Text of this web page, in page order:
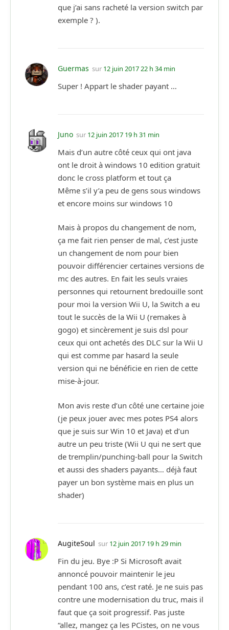
que j’ai sans racheté la version switch par
exemple ? ).
Guermas sur 12 juin 2017 22 h 34 min
Super ! Appart le shader payant …
Juno sur 12 juin 2017 19 h 31 min
Mais d’un autre côté ceux qui ont java
ont le droit à windows 10 edition gratuit
donc le cross platform et tout ça
Même s’il y’a peu de gens sous windows
et encore moins sur windows 10
Mais à propos du changement de nom,
ça me fait rien penser de mal, c’est juste
un changement de nom pour bien
pouvoir différencier certaines versions de
mc des autres. En fait les seuls vraies
personnes qui retournent bredouille sont
pour moi la version Wii U, la Switch a eu
tout le succès de la Wii U (remakes à
gogo) et sincèrement je suis dsl pour
ceux qui ont achetés des DLC sur la Wii U
qui est comme par hasard la seule
version qui ne bénéficie en rien de cette
mise-à-jour.
Mon avis reste d’un côté une certaine joie
(je peux jouer avec mes potes PS4 alors
que je suis sur Win 10 et Java) et d’un
autre un peu triste (Wii U qui ne sert que
de tremplin/punching-ball pour la Switch
et aussi des shaders payants… déjà faut
payer un bon système mais en plus un
shader)
AugiteSoul sur 12 juin 2017 19 h 29 min
Fin du jeu. Bye :P Si Microsoft avait
annoncé pouvoir maintenir le jeu
pendant 100 ans, c’est raté. Je ne suis pas
contre une modernisation du truc, mais il
faut que ça soit progressif. Pas juste
“allez, mangez ça les PCistes, on ne vous